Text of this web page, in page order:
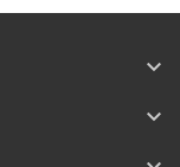

